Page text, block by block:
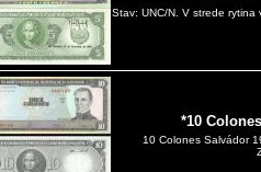
Stav: UNC/N. V strede rytina
*10
10 Colones Salvádor